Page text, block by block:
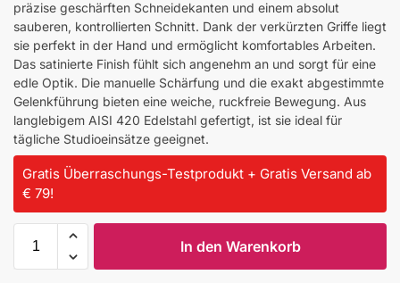
präzise geschärften Schneidekanten und einem absolut
sauberen, kontrollierten Schnitt. Dank der verkürzten Griffe liegt
sie perfekt in der Hand und ermöglicht komfortables Arbeiten.
Das satinierte Finish fühlt sich angenehm an und sorgt für eine
edle Optik. Die manuelle Schärfung und die exakt abgestimmte
Gelenkführung bieten eine weiche, ruckfreie Bewegung. Aus
langlebigem AISI 420 Edelstahl gefertigt, ist sie ideal für
tägliche Studioeinsätze geeignet.
Gratis Überraschungs-Testprodukt + Gratis Versand ab
€ 79!
In den Warenkorb